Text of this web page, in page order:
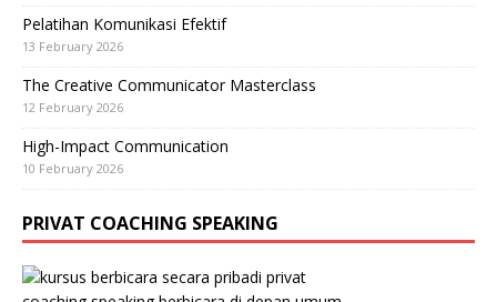
Pelatihan Komunikasi Efektif
13 February 2026
The Creative Communicator Masterclass
12 February 2026
High-Impact Communication
10 February 2026
PRIVAT COACHING SPEAKING